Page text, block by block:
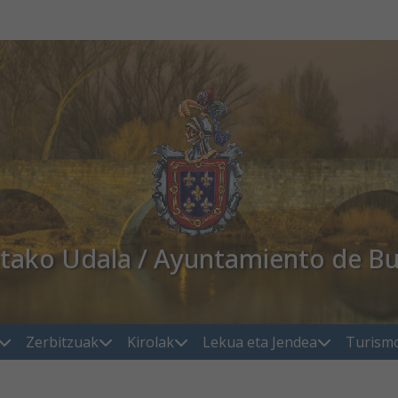
Udala / Ayuntamiento de
Zerbitzuak Kirolak Lekua eta Jendea